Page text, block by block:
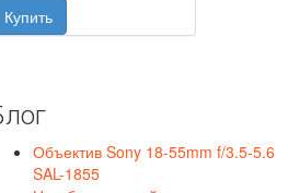
Объектив Sony 18-55mm f/3.5-5.6
SAL-1855